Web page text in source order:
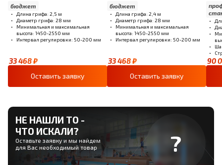
бюджет
Длина грифа: 2,5 м
Диаметр грифа: 28 мм
Минимальная и максимальная
высота: 1450-2550 мм
Интервал регулировки: 50-200 мм
33 468 ₽
Оставить заявку
бюджет
Длина грифа: 2,4 м
Диаметр грифа: 28 мм
Минимальная и максимальная
высота: 1450-2550 мм
Интервал регулировки: 50-200 мм
33 468 ₽
Оставить заявку
90
НЕ НАШЛИ ТО -
ЧТО ИСКАЛИ?
Оставьте заявку и мы найдем
для Вас необходимый товар